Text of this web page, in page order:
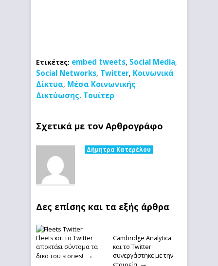
Ετικέτες: embed tweets, Social Media,
Social Networks, Twitter, Κοινωνικά
Δίκτυα, Μέσα Κοινωνικής
Δικτύωσης, Τουίτερ
Σχετικά με τον Αρθρογράφο
Δήμητρα Κατερέλου
Δες επίσης και τα εξής άρθρα
Fleets και το Twitter
αποκτάει σύντομα τα
δικά του stories! →
Cambridge Analytica:
και το Twitter
συνεργάστηκε με την